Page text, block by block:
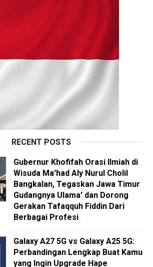
RECENT POSTS
Gubernur Khofifah Orasi Ilmiah di
Wisuda Ma'had Aly Nurul Cholil
Bangkalan, Tegaskan Jawa Timur
Gudangnya Ulama' dan Dorong
Gerakan Tafaqquh Fiddin Dari
Berbagai Profesi
Galaxy A27 5G vs Galaxy A25 5G:
Perbandingan Lengkap Buat Kamu
yang Ingin Upgrade Hape